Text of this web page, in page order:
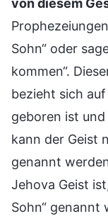
Sohn“ oder
kommen“.
bezieht sich
geboren ist
kann der Geist
genannt
Jehova Geist
Sohn“ genannt